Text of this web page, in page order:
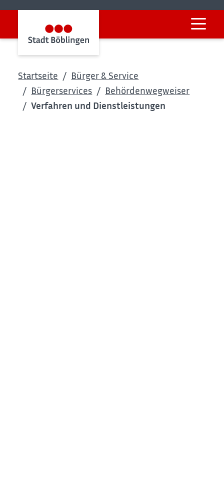
Startseite
Bürger & Service
Bürgerservices
Behördenwegweiser
Verfahren und Dienstleistungen